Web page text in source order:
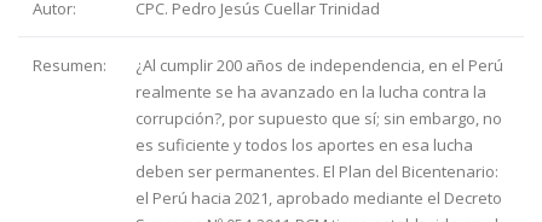
Autor: CPC. Pedro Jesús Cuellar Trinidad
Resumen:
¿Al cumplir 200 años de independencia, en el Perú
realmente se ha avanzado en la lucha contra la
corrupción?, por supuesto que sí; sin embargo, no
es suficiente y todos los aportes en esa lucha
deben ser permanentes. El Plan del Bicentenario:
el Perú hacia 2021, aprobado mediante el Decreto